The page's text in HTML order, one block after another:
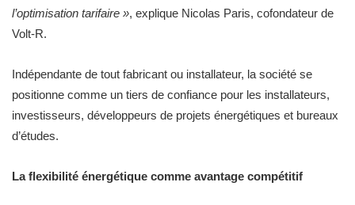
l’optimisation tarifaire », explique Nicolas Paris, cofondateur de
Volt-R.
Indépendante de tout fabricant ou installateur, la société se
positionne comme un tiers de confiance pour les installateurs,
investisseurs, développeurs de projets énergétiques et bureaux
d’études.
La flexibilité énergétique comme avantage compétitif